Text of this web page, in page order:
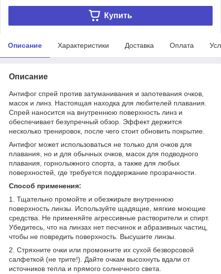
Купить
Описание Характеристики Доставка Оплата
Описание
Антифог спрей против затуманивания и запотевания очков,
масок и линз. Настоящая находка для любителей плавания.
Спрей наносится на внутреннюю поверхность линз и
обеспечивает безупречный обзор. Эффект держится
несколько тренировок, после чего стоит обновить покрытие.
Антифог может использоваться не только для очков для
плавания, но и для обычных очков, масок для подводного
плавания, горнолыжного спорта, а также для любых
поверхностей, где требуется поддержание прозрачности.
Способ применения:
1. Тщательно промойте и обезжирьте внутреннюю
поверхность линзы. Используйте щадящие, мягкие моющие
средства. Не применяйте агрессивные растворители и спирт.
Убедитесь, что на линзах нет песчинок и абразивных частиц,
чтобы не повредить поверхность. Высушите линзы.
2. Стряхните очки или промокните их сухой безворсовой
салфеткой (не трите!). Дайте очкам высохнуть вдали от
источников тепла и прямого солнечного света.